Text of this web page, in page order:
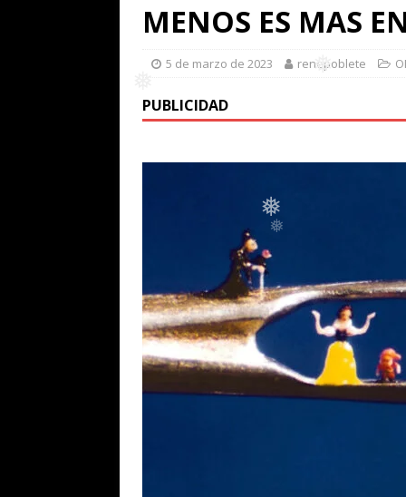
❅
❅
MENOS ES MAS
5 de marzo de 2023 renepoblete
PUBLICIDAD